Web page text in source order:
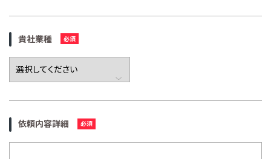
貴社業種
依頼内容詳細